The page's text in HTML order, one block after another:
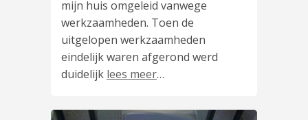
mijn huis omgeleid vanwege
werkzaamheden. Toen de
uitgelopen werkzaamheden
eindelijk waren afgerond werd
duidelijk lees meer…